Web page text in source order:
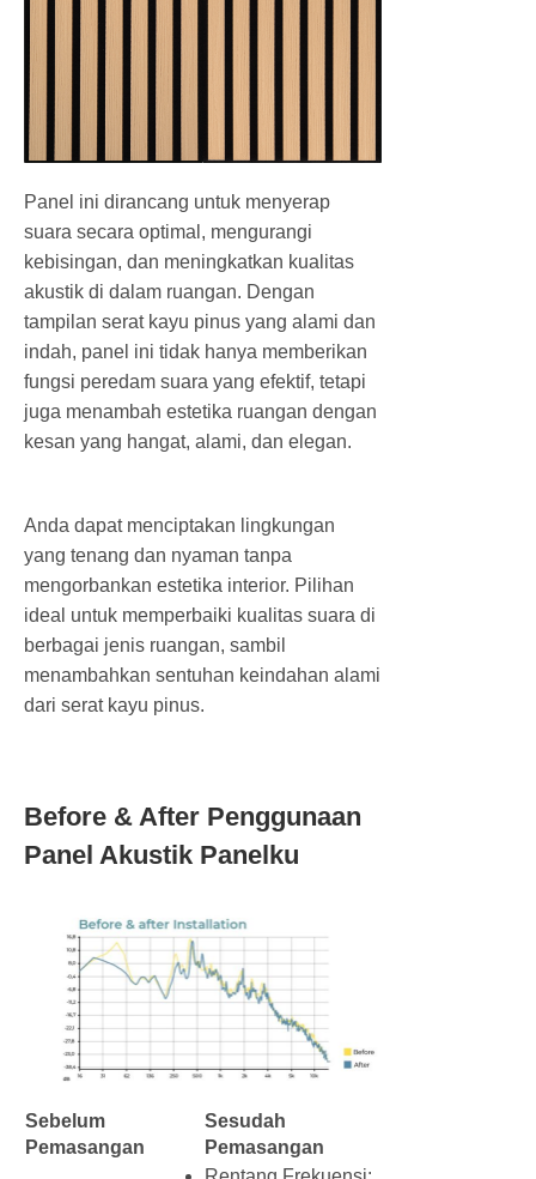
Panel ini dirancang untuk menyerap
suara secara optimal, mengurangi
kebisingan, dan meningkatkan kualitas
akustik di dalam ruangan. Dengan
tampilan serat kayu pinus yang alami dan
indah, panel ini tidak hanya memberikan
fungsi peredam suara yang efektif, tetapi
juga menambah estetika ruangan dengan
kesan yang hangat, alami, dan elegan.
Anda dapat menciptakan lingkungan
yang tenang dan nyaman tanpa
mengorbankan estetika interior. Pilihan
ideal untuk memperbaiki kualitas suara di
berbagai jenis ruangan, sambil
menambahkan sentuhan keindahan alami
dari serat kayu pinus.
Before & After Penggunaan
Panel Akustik Panelku
Sebelum
Pemasangan
Sesudah
Pemasangan